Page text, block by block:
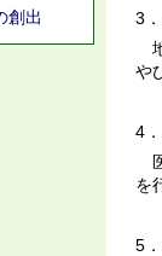
創出
3
や
4
を
5